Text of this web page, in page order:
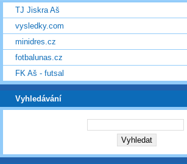
TJ Jiskra Aš
vysledky.com
minidres.cz
fotbalunas.cz
FK Aš - futsal
Vyhledávání